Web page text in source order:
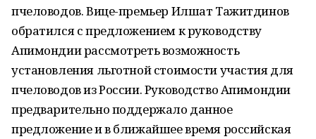
пчеловодов. Вице-премьер Илшат Тажитдинов
обратился с предложением к руководству
Апимондии рассмотреть возможность
установления льготной стоимости участия для
пчеловодов из России. Руководство Апимондии
предварительно поддержало данное
предложение и в ближайшее время российская